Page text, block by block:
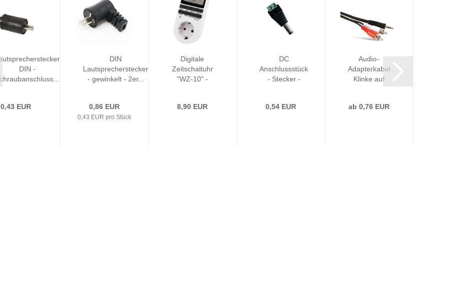
DIN -
0,43 EUR
DIN
Lautsprecherstecker
- gewinkelt - 2er...
0,86 EUR
0,43 EUR pro Stück
Digitale
Zeitschaltuhr
"WZ-10" -
8,90 EUR
DC
Anschlussstück
- Stecker -
0,54 EUR
Audio-
Adapterkabel
Klinke auf
ab 0,76 EUR